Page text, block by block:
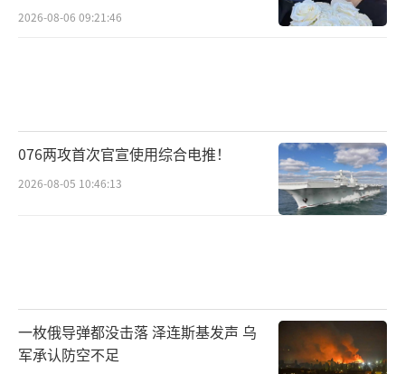
2026-08-06 09:21:46
076两攻首次官宣使用综合电推！
2026-08-05 10:46:13
一枚俄导弹都没击落 泽连斯基发声 乌
军承认防空不足